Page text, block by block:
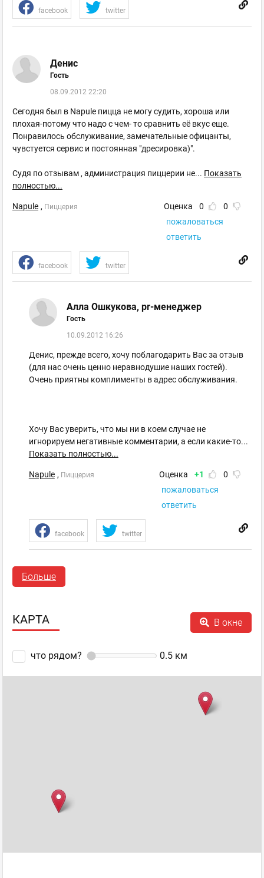
facebook twitter
Денис
Гость
08.09.2012 22:20
Сегодня был в Napule пицца не могу судить, хороша или
плохая-потому что надо с чем- то сравнить её вкус еще.
Понравилось обслуживание, замечательные офицанты,
чувстуется сервис и постоянная "дресировка)".
Судя по отзывам , администрация пиццерии не... Показать
полностью...
Napule , Пиццерия Оценка 0
0
пожаловаться
ответить
facebook twitter
Алла Ошкукова, pr-менеджер
Гость
10.09.2012 16:26
Денис, прежде всего, хочу поблагодарить Вас за отзыв
(для нас очень ценно неравнодушие наших гостей).
Очень приятны комплименты в адрес обслуживания.
Хочу Вас уверить, что мы ни в коем случае не
игнорируем негативные комментарии, а если какие-то...
Показать полностью...
Napule , Пиццерия Оценка +1
0
пожаловаться
ответить
facebook twitter
Здравствуйте.
Скажу Вам по секрету, я тоже нахожу фрукты и овощи
выращенные не в украине в простом супермаркете, и
facebook
Алла Ошкукова, pr-менеджер
Больше
КАРТА В окне
что рядом? 0.5 км